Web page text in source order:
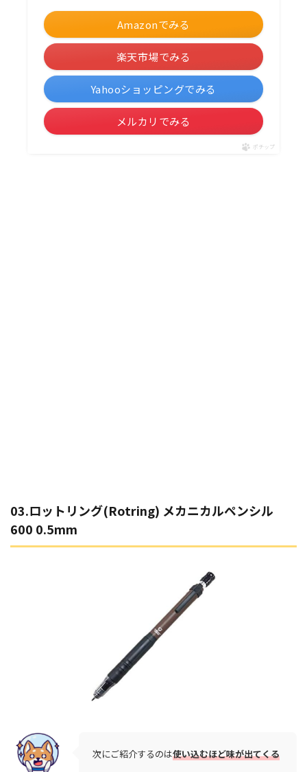
Amazonでみる
楽天市場でみる
Yahooショッピングでみる
メルカリでみる
ポチップ
03.ロットリング(Rotring) メカニカルペンシル
600 0.5mm
次にご紹介するのは使い込むほど味が出てくる